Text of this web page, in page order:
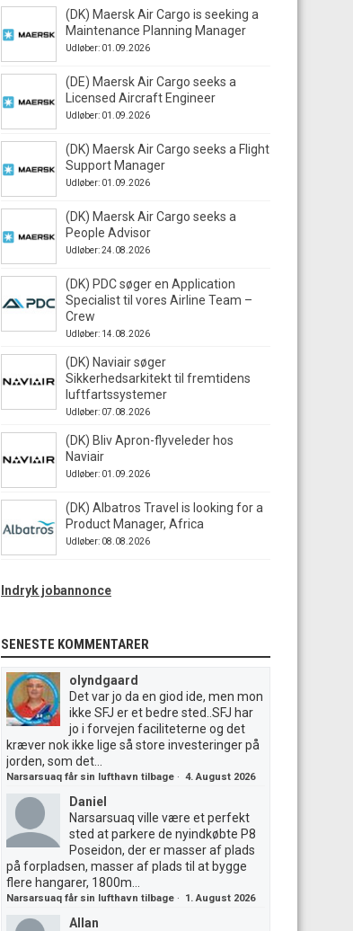
(DK) Maersk Air Cargo is seeking a
Maintenance Planning Manager
Udløber: 01.09.2026
(DE) Maersk Air Cargo seeks a
Licensed Aircraft Engineer
Udløber: 01.09.2026
(DK) Maersk Air Cargo seeks a Flight
Support Manager
Udløber: 01.09.2026
(DK) Maersk Air Cargo seeks a
People Advisor
Udløber: 24.08.2026
(DK) PDC søger en Application
Specialist til vores Airline Team –
Crew
Udløber: 14.08.2026
(DK) Naviair søger
Sikkerhedsarkitekt til fremtidens
luftfartssystemer
Udløber: 07.08.2026
(DK) Bliv Apron-flyveleder hos
Naviair
Udløber: 01.09.2026
(DK) Albatros Travel is looking for a
Product Manager, Africa
Udløber: 08.08.2026
Indryk jobannonce
SENESTE KOMMENTARER
olyndgaard
Det var jo da en giod ide, men mon
ikke SFJ er et bedre sted..SFJ har
jo i forvejen faciliteterne og det
kræver nok ikke lige så store investeringer på
jorden, som det...
Narsarsuaq får sin lufthavn tilbage · 4. August 2026
Daniel
Narsarsuaq ville være et perfekt
sted at parkere de nyindkøbte P8
Poseidon, der er masser af plads
på forpladsen, masser af plads til at bygge
flere hangarer, 1800m...
Narsarsuaq får sin lufthavn tilbage · 1. August 2026
Allan